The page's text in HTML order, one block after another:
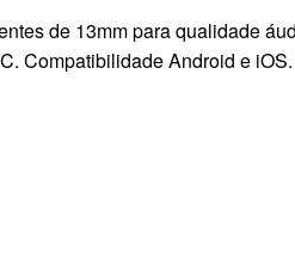
de 13mm para qualidade
Compatibilidade Android e iOS.